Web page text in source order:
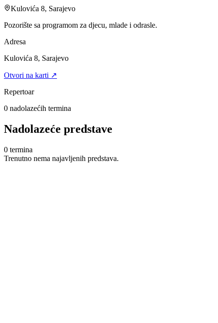
Kulovića 8, Sarajevo
Pozorište sa programom za djecu, mlade i odrasle.
Adresa
Kulovića 8, Sarajevo
Otvori na karti ↗
Repertoar
0 nadolazećih termina
Nadolazeće predstave
0 termina
Trenutno nema najavljenih predstava.